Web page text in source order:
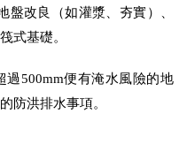
盤改良（如灌漿、夯實）、
式基礎。
過500mm便有淹水風險的地
防洪排水事項。